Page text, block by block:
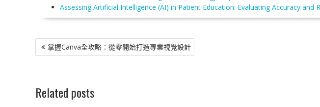
Assessing Artificial Intelligence (AI) in Patient Education: Evaluating Accuracy
文
章
掌握Canva全攻略：從零開始打造專業視覺設計
Related posts